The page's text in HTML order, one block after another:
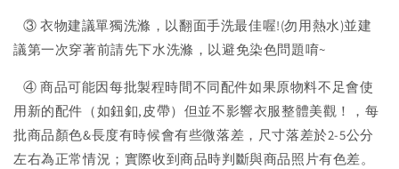
③ 衣物建議單獨洗滌，以翻面手洗最佳喔!(勿用熱水)並建
議第一次穿著前請先下水洗滌，以避免染色問題唷~
④ 商品可能因每批製程時間不同配件如果原物料不足會使
用新的配件（如鈕釦,皮帶）但並不影響衣服整體美觀！，每
批商品顏色&長度有時候會有些微落差，尺寸落差於2-5公分
左右為正常情況；實際收到商品時判斷與商品照片有色差。